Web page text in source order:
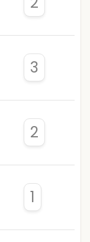
3
2
1